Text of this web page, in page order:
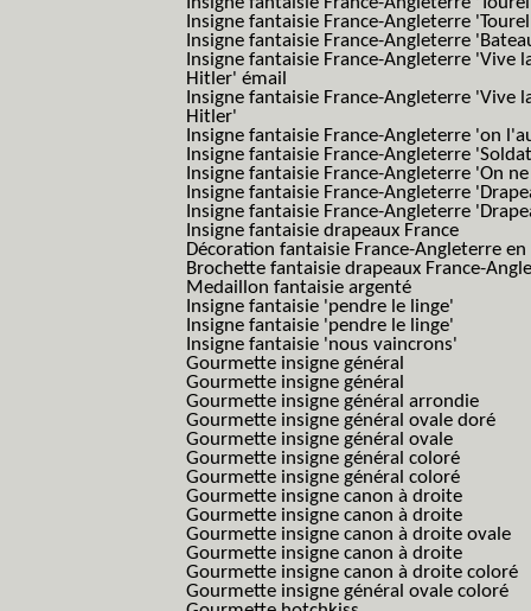
Insigne fantaisie France-Angleterre
Insigne fantaisie France-Angleterre
Insigne fantaisie France-Angleterre
Hitler' émail
Insigne fantaisie France-Angleterre
Hitler'
Insigne fantaisie France-Angleterre 'on
Insigne fantaisie France-Angleterre
Insigne fantaisie France-Angleterre 'On
Insigne fantaisie France-Angleterre
Insigne fantaisie France-Angleterre
Insigne fantaisie drapeaux France
Décoration fantaisie France-Angleterre en
Brochette fantaisie drapeaux France-
Medaillon fantaisie argenté
Insigne fantaisie 'pendre le linge'
Insigne fantaisie 'pendre le linge'
Insigne fantaisie 'nous vaincrons'
Gourmette insigne général
Gourmette insigne général
Gourmette insigne général arrondie
Gourmette insigne général ovale doré
Gourmette insigne général ovale
Gourmette insigne général coloré
Gourmette insigne général coloré
Gourmette insigne canon à droite
Gourmette insigne canon à droite
Gourmette insigne canon à droite ovale
Gourmette insigne canon à droite
Gourmette insigne canon à droite coloré
Gourmette insigne général ovale coloré